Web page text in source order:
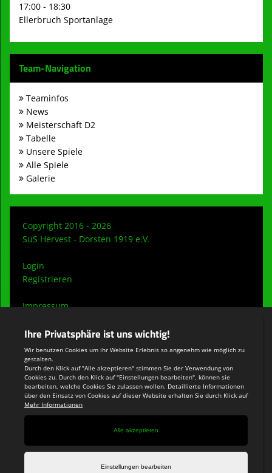
17:00 - 18:30
Ellerbruch Sportanlage
Team-Navigation
Teaminfos
News
Meisterschaft D2
Tabelle
Unsere Spiele
Alle Spiele
Galerie
Copyright 2016 - 2026
SuS Hervest - Dorsten 1919 e.V.
Login
Registrieren
Impressum
Teamsports 2
Dein Sportverein online